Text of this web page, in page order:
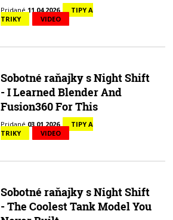
Pridané 11.04.2026
TIPY A
TRIKY
VIDEO
Sobotné raňajky s Night Shift
- I Learned Blender And
Fusion360 For This
Pridané 03.01.2026
TIPY A
TRIKY
VIDEO
Sobotné raňajky s Night Shift
- The Coolest Tank Model You